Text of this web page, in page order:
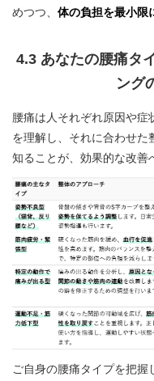
めつつ、 体の負担を最小限
4.3 あなたの腰痛タ
ング
腰痛は人それぞれ原因や症
を理解し、それに合わせた
知ることが、効果的な改善
ご自身の腰痛タイプを把握